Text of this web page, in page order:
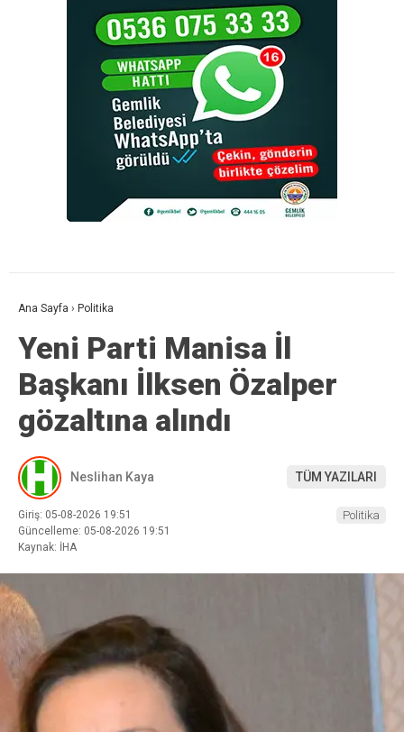
Ana Sayfa › Politika
Yeni Parti Manisa İl
Başkanı İlksen Özalper
gözaltına alındı
Neslihan Kaya TÜM YAZILARI
Giriş: 05-08-2026 19:51
Güncelleme: 05-08-2026 19:51
Kaynak: İHA
Politika